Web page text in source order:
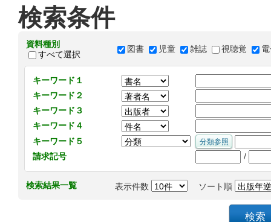
検索条件
資料種別
すべて選択
図書 児童 雑誌 視聴覚
キーワード１
キーワード２
キーワード３
キーワード４
キーワード５
請求記号
/
検索結果一覧 表示件数 ソート順